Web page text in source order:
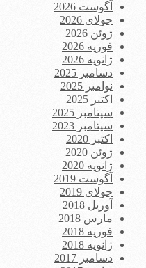
آگوست 2026
جولای 2026
ژوئن 2026
فوریه 2026
ژانویه 2026
دسامبر 2025
نوامبر 2025
اکتبر 2025
سپتامبر 2025
سپتامبر 2023
اکتبر 2020
ژوئن 2020
ژانویه 2020
آگوست 2019
جولای 2019
آوریل 2018
مارس 2018
فوریه 2018
ژانویه 2018
دسامبر 2017